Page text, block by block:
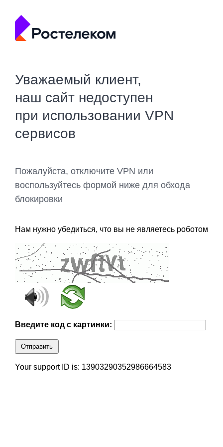
Уважаемый клиент,
наш сайт недоступен
при использовании VPN
сервисов
Пожалуйста, отключите VPN или
воспользуйтесь формой ниже для обхода
блокировки
Нам нужно убедиться, что вы не являетесь роботом
Введите код с картинки:
Отправить
Your support ID is: 13903290352986664583